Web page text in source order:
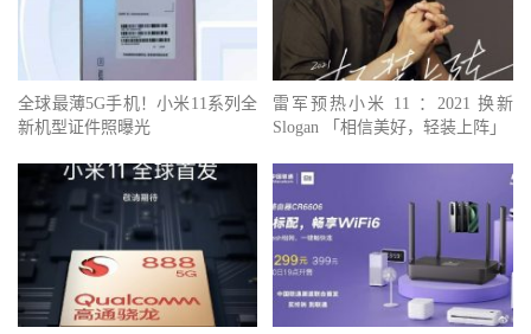
全球最薄5G手机！小米11系列全
新机型证件照曝光
雷军预热小米 11 ：2021 换新
Slogan 「相信美好，轻装上阵」